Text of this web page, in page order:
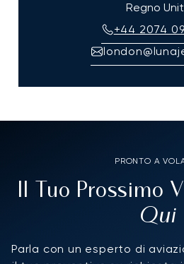
Regno
+44 2074
PRONTO A
Il Tuo Prossimo
Qui
Parla con un esperto di